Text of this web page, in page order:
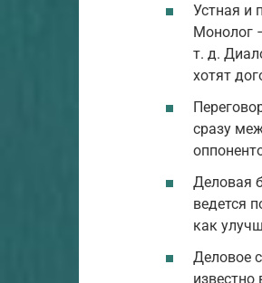
Устная и
Монолог
т. д.
хотят
сразу
Деловая
ведется
как
Деловое